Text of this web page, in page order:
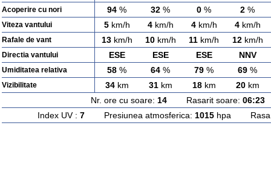
Acoperire cu nori 94 % 32 % 0 % 2 %
Viteza vantului 5km/h 4km/h 4km/h 4km/h
Rafale de vant 13km/h 10km/h 11 km/h 12km/h
Directia vantului ESE ESE ESE NNV
Umiditatea relativa 58 % 64 % 79 % 69 %
Vizibilitate 34km 31km 18km 20km
Nr. ore cu soare: 14Rasarit soare: 06:23
Index UV : 7Presiunea atmosferica: 1015hpa